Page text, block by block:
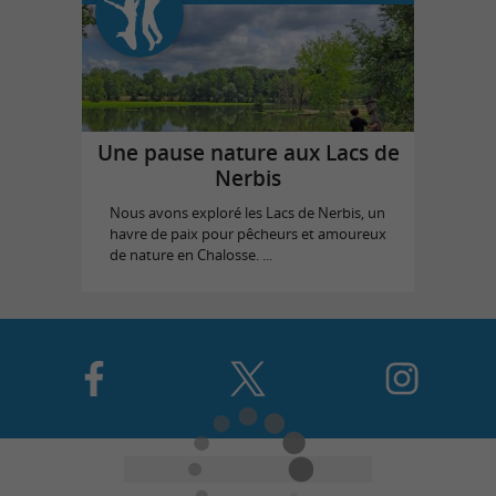
Une pause nature aux Lacs de
Nerbis
Nous avons exploré les Lacs de Nerbis, un
havre de paix pour pêcheurs et amoureux
de nature en Chalosse. ...